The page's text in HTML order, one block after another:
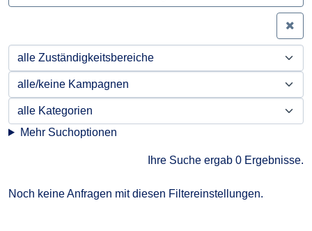
Mehr Suchoptionen
Ihre Suche ergab 0 Ergebnisse.
Noch keine Anfragen mit diesen Filtereinstellungen.